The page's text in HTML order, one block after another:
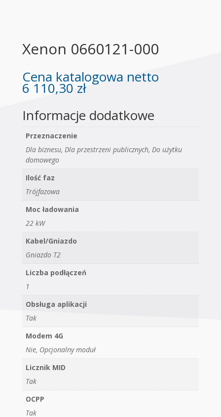
Xenon 0660121-000
Cena katalogowa netto
6 110,30 zł
Informacje dodatkowe
Przeznaczenie
Dla biznesu, Dla przestrzeni publicznych, Do użytku
domowego
Ilość faz
Trójfazowa
Moc ładowania
22 kW
Kabel/Gniazdo
Gniazdo T2
Liczba podłączeń
1
Obsługa aplikacji
Tak
Modem 4G
Nie, Opcjonalny moduł
Licznik MID
Tak
OCPP
Tak